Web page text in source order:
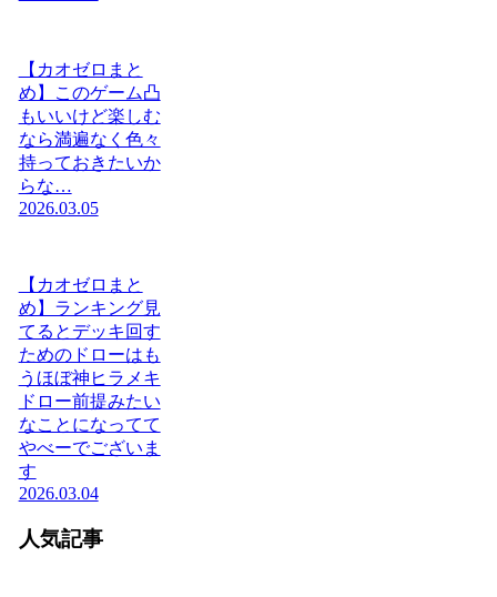
【カオゼロまと
め】このゲーム凸
もいいけど楽しむ
なら満遍なく色々
持っておきたいか
らな…
2026.03.05
【カオゼロまと
め】ランキング見
てるとデッキ回す
ためのドローはも
うほぼ神ヒラメキ
ドロー前提みたい
なことになってて
やべーでございま
す
2026.03.04
人気記事